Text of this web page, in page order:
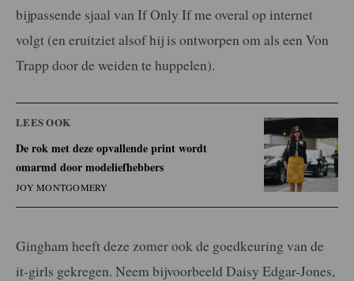
bijpassende sjaal van If Only If me overal op internet
volgt (en eruitziet alsof hij is ontworpen om als een Von
Trapp door de weiden te huppelen).
LEES OOK
De rok met deze opvallende print wordt
omarmd door modeliefhebbers
JOY MONTGOMERY
Gingham heeft deze zomer ook de goedkeuring van de
it-girls gekregen. Neem bijvoorbeeld Daisy Edgar-Jones,